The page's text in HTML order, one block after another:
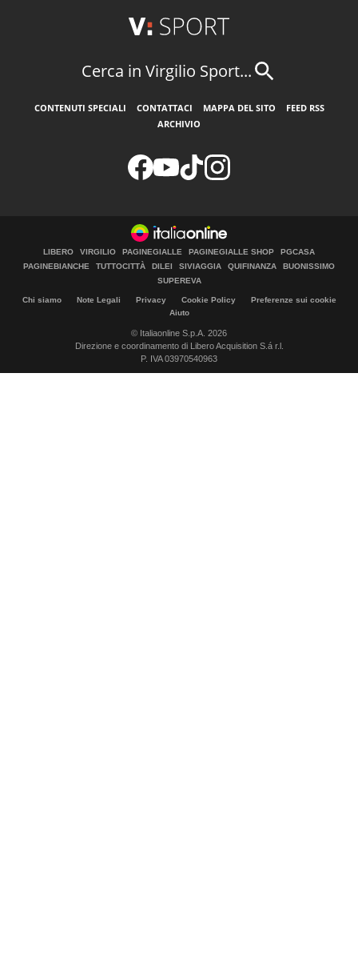
Cerca in Virgilio Sport...
CONTENUTI SPECIALI CONTATTACI MAPPA DEL SITO
FEED RSS
ARCHIVIO
LIBERO VIRGILIO PAGINEGIALLE PAGINEGIALLE SHOP
PGCASA
PAGINEBIANCHE
TUTTOCITTÀ DILEI SIVIAGGIA QUIFINANZA
BUONISSIMO
SUPEREVA
Chi siamo Note Legali Privacy Cookie Policy
Preferenze sui cookie
Aiuto
© Italiaonline S.p.A. 2026
Direzione e coordinamento di Libero Acquisition S.á r.l.
P. IVA 03970540963